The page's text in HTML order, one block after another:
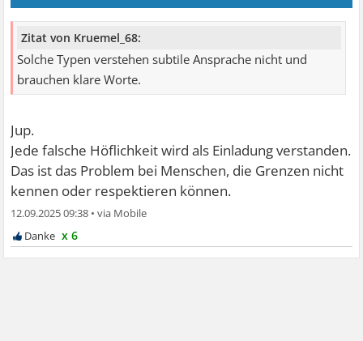
Zitat von Kruemel_68:
Solche Typen verstehen subtile Ansprache nicht und
brauchen klare Worte.
Jup.
Jede falsche Höflichkeit wird als Einladung verstanden.
Das ist das Problem bei Menschen, die Grenzen nicht
kennen oder respektieren können.
12.09.2025 09:38 •
x 6